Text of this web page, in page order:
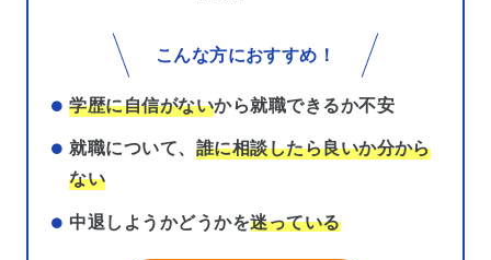
こんな方におすすめ！
学歴に自信がないから就職できるか不安
就職について、 誰に相談したら良いか分から
ない
中退しようかどうかを迷っている